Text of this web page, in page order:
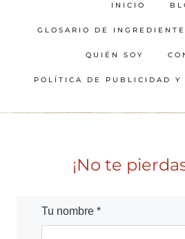
INICIO
GLOSARIO DE
QUIÉN SOY
POLÍTICA DE PUBLICIDAD Y
¡No te
Tu nombre *